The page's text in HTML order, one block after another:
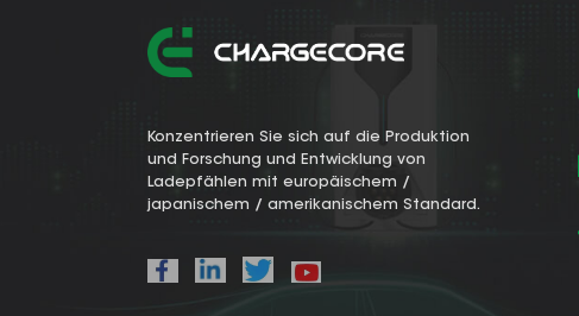
Konzentrieren Sie sich auf die Produktion
und Forschung und Entwicklung von
Ladepfählen mit europäischem /
japanischem / amerikanischem Standard.